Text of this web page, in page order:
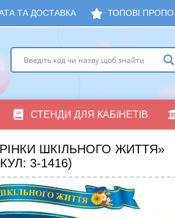
ТА ДОСТАВКА ТОПОВІ
СТЕНДИ ДЛЯ КАБІНЕТІВ
ШКІЛЬНОГО ЖИТТЯ»
3-1416)